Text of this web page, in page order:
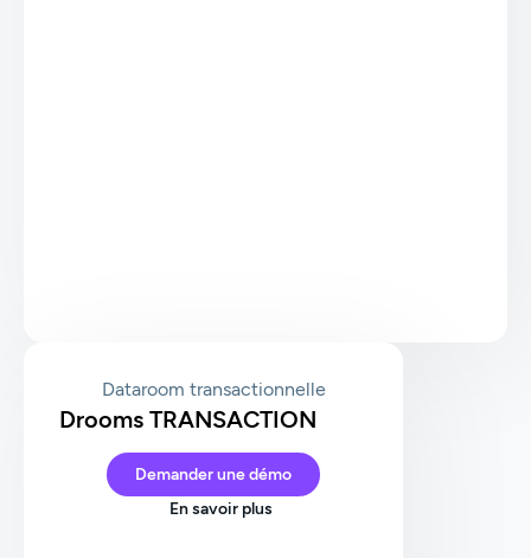
Dataroom transactionnelle
Drooms TRANSACTION
Demander une démo
En savoir plus